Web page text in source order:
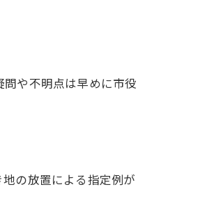
や不明点は早めに市役
の放置による指定例が